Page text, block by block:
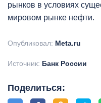
рынков в условиях
мировом рынке нефти.
Опубликовал: Meta.ru
Источник: Банк России
Поделиться: